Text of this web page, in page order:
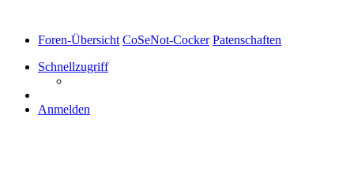
Foren-Übersicht CoSeNot-Cocker Patenschaften
Schnellzugriff
Anmelden